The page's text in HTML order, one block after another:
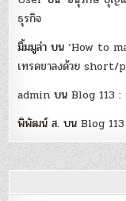
ธุรกิจ
มิ้มมูล่า บน‘How to
เทรดขาลงด้วย short/
admin บนBlog 113
พิพัฒน์ ส. บนBlog